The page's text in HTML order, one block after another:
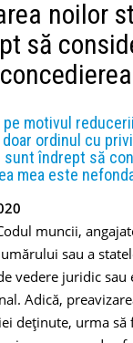
noilor
să
motivul
ordinul cu
sunt îndrept să
mea este
muncii,
sau a
vedere juridic
Adică,
deținute, urma